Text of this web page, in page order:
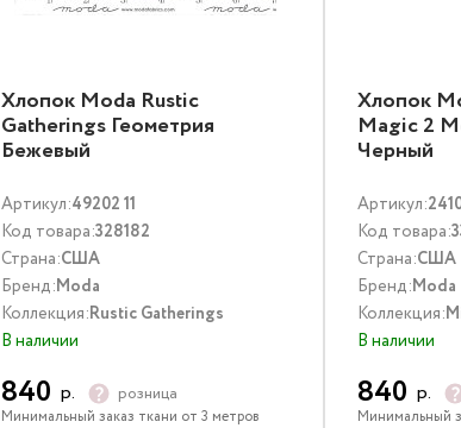
Хлопок Moda Rustic
Gatherings Геометрия
Бежевый
Артикул:49202 11
Код товара:328182
Страна:США
Бренд:Moda
Коллекция:Rustic Gatherings
В наличии
840 р. розница
Минимальный заказ ткани от 3 метров
Хлопок
Magic 2
Черный
Артикул:
Код товара:
Страна:США
Бренд:Moda
Коллекция:
В наличии
840 р.
Минимальный